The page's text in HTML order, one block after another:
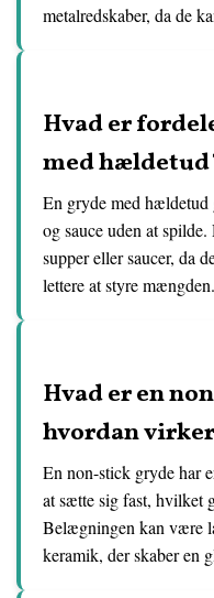
metalredskaber, da de
Hvad er
med
En gryde med
og sauce uden at
supper eller saucer, da
lettere at styre mængden.
Hvad er en
hvordan
En non-stick gryde har
at sætte sig fast, hvilket
Belægningen kan være
keramik, der skaber en